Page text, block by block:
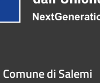
Comune di Salemi